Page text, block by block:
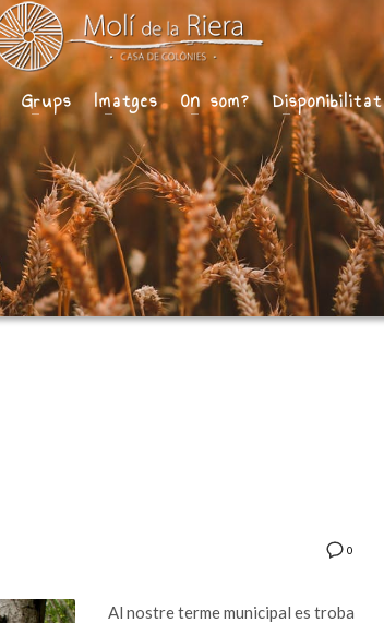
Grups Imatges On som? Disponibilitat
0
Al nostre terme municipal es troba